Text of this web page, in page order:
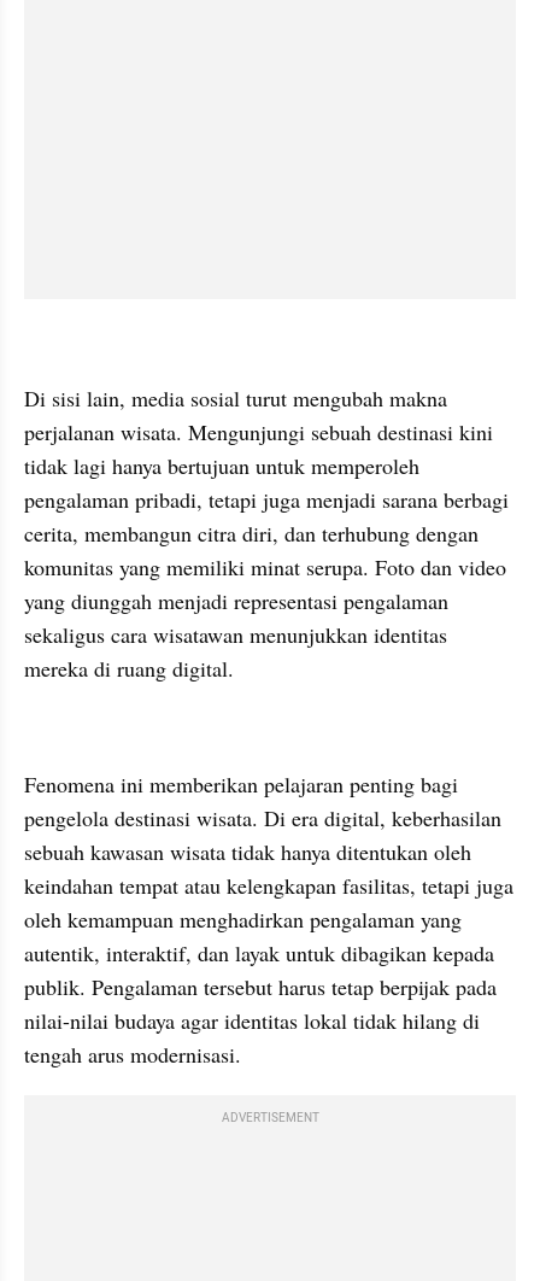
Di sisi lain, media sosial turut mengubah makna
perjalanan wisata. Mengunjungi sebuah destinasi kini
tidak lagi hanya bertujuan untuk memperoleh
pengalaman pribadi, tetapi juga menjadi sarana berbagi
cerita, membangun citra diri, dan terhubung dengan
komunitas yang memiliki minat serupa. Foto dan video
yang diunggah menjadi representasi pengalaman
sekaligus cara wisatawan menunjukkan identitas
mereka di ruang digital.
Fenomena ini memberikan pelajaran penting bagi
pengelola destinasi wisata. Di era digital, keberhasilan
sebuah kawasan wisata tidak hanya ditentukan oleh
keindahan tempat atau kelengkapan fasilitas, tetapi juga
oleh kemampuan menghadirkan pengalaman yang
autentik, interaktif, dan layak untuk dibagikan kepada
publik. Pengalaman tersebut harus tetap berpijak pada
nilai-nilai budaya agar identitas lokal tidak hilang di
tengah arus modernisasi.
ADVERTISEMENT